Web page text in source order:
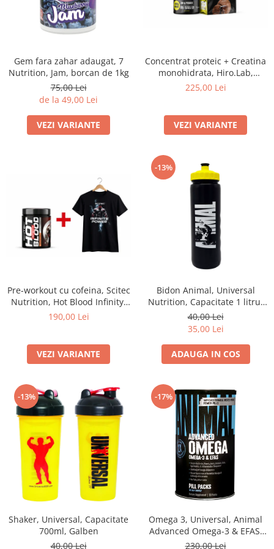
Gem fara zahar adaugat, 7
Nutrition, Jam, borcan de 1kg
75,00 Lei
de la 49,00 Lei
VEZI VARIANTE
Concentrat proteic + Creatina
monohidrata, Hiro.Lab,
Instant Whey Protein 750gr. +
225,00 Lei
VEZI VARIANTE
Pre-workout cu cofeina, Scitec
Nutrition, Hot Blood Infinity,
350 de grame, pudra
190,00 Lei
VEZI VARIANTE
-13%
Bidon Animal, Universal
Nutrition, Capacitate 1 litru,
Negru/Galben
40,00 Lei
35,00 Lei
ADAUGA IN COS
-13%
Shaker, Universal, Capacitate
700ml, Galben
40,00 Lei
-17%
Omega 3, Universal, Animal
Advanced Omega-3 & EFAS,
30 pachete cu pastile
230,00 Lei